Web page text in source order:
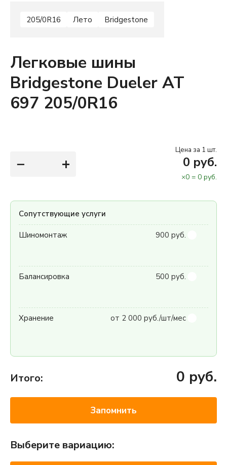
205/0R16 Лето Bridgestone
Легковые шины
Bridgestone Dueler AT
697 205/0R16
− +
Цена за 1 шт.
0 руб.
×0 = 0 руб.
Сопутствующие услуги
Шиномонтаж 900 руб.
Балансировка 500 руб.
Хранение от 2 000 руб./шт/мес
Итого: 0 руб.
Запомнить
Выберите вариацию: